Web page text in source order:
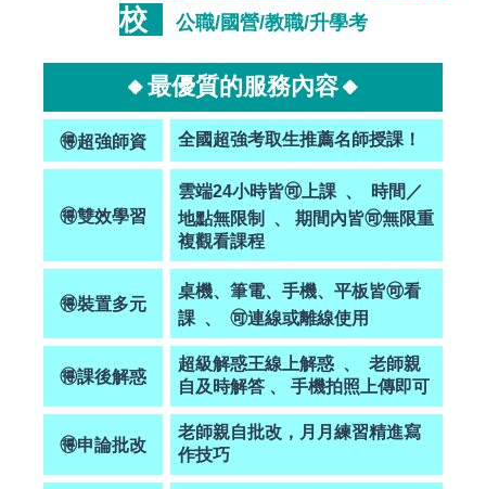
校
公職/國營/教職/升學考
🔸最優質的服務內容🔸
🉐超強師資 全國超強考取生推薦名師授課！
🉐雙效學習
雲端24小時皆🉑上課 、 時間／
地點無限制 、 期間內皆🉑無限重
複觀看課程
🉐裝置多元
桌機、筆電、手機、平板皆🉑看
課 、 🉑連線或離線使用
🉐課後解惑
超級解惑王線上解惑 、 老師親
自及時解答 、 手機拍照上傳即可
🉐申論批改
老師親自批改，月月練習精進寫
作技巧